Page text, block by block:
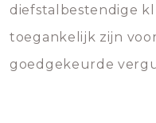
diefstalbestendige
toegankelijk zijn
goedgekeurde